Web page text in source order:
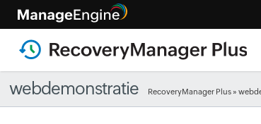
webdemonstratie RecoveryManager Plus »